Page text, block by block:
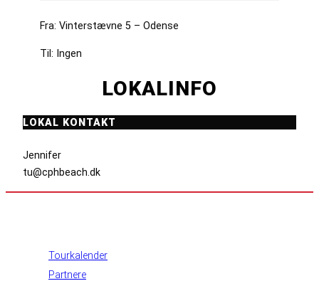
Fra: Vinterstævne 5 – Odense
Til: Ingen
LOKALINFO
LOKAL KONTAKT
Jennifer
tu@cphbeach.dk
Tourkalender
Partnere